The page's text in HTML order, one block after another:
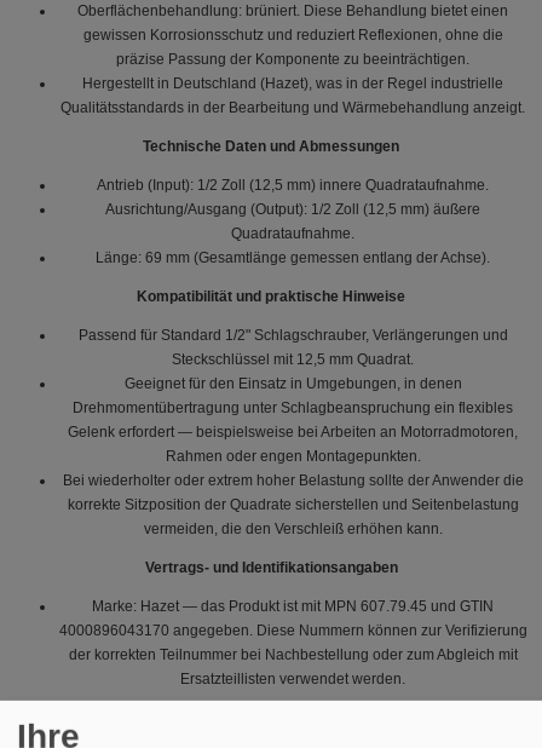
Oberflächenbehandlung: brüniert. Diese Behandlung bietet einen
gewissen Korrosionsschutz und reduziert Reflexionen, ohne die
präzise Passung der Komponente zu beeinträchtigen.
Hergestellt in Deutschland (Hazet), was in der Regel industrielle
Qualitätsstandards in der Bearbeitung und Wärmebehandlung anzeigt.
Technische Daten und Abmessungen
Antrieb (Input): 1/2 Zoll (12,5 mm) innere Quadrataufnahme.
Ausrichtung/Ausgang (Output): 1/2 Zoll (12,5 mm) äußere
Quadrataufnahme.
Länge: 69 mm (Gesamtlänge gemessen entlang der Achse).
Kompatibilität und praktische Hinweise
Passend für Standard 1/2" Schlagschrauber, Verlängerungen und
Steckschlüssel mit 12,5 mm Quadrat.
Geeignet für den Einsatz in Umgebungen, in denen
Drehmomentübertragung unter Schlagbeanspruchung ein flexibles
Gelenk erfordert — beispielsweise bei Arbeiten an Motorradmotoren,
Rahmen oder engen Montagepunkten.
Bei wiederholter oder extrem hoher Belastung sollte der Anwender die
korrekte Sitzposition der Quadrate sicherstellen und Seitenbelastung
vermeiden, die den Verschleiß erhöhen kann.
Vertrags- und Identifikationsangaben
Marke: Hazet — das Produkt ist mit MPN 607.79.45 und GTIN
4000896043170 angegeben. Diese Nummern können zur Verifizierung
der korrekten Teilnummer bei Nachbestellung oder zum Abgleich mit
Ersatzteillisten verwendet werden.
Ihre